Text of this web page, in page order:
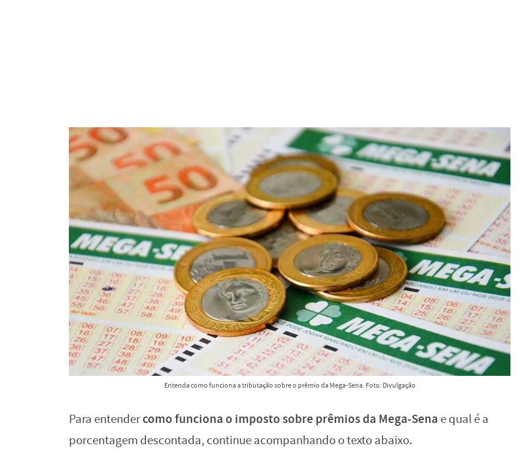
Entenda como funciona a tributação sobre o prêmio da Mega-Sena. Foto: Divulgação
Para entendercomo funciona o imposto sobre prêmios da Mega-Sena e qual é a
porcentagem descontada, continue acompanhando o texto abaixo.